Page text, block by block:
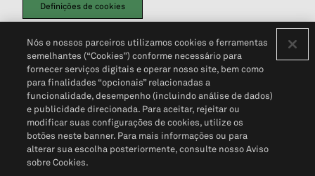
Definições de cookies
Política de PrivacidadePortal de privacidade do cliente (em inglês)
Não Venda Minhas Informações Pessoais© 2026 S&P Global
Nós e nossos parceiros utilizamos cookies e ferramentas
semelhantes (“Cookies”) conforme necessário para
fornecer serviços digitais e operar nosso site, bem como
para finalidades “opcionais” relacionadas a
funcionalidade, desempenho (incluindo análise de dados)
e publicidade direcionada. Para aceitar, rejeitar ou
modificar suas configurações de cookies, utilize os
botões neste banner. Para mais informações ou para
alterar sua escolha posteriormente, consulte nosso Aviso
sobre Cookies.